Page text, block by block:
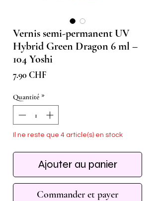
Vernis semi-permanent UV
Hybrid Green Dragon 6 ml –
104 Yoshi
7.90 CHFPrix
Quantité *
Il ne reste que 4 article(s) en stock
Ajouter au panier
Commander et payer